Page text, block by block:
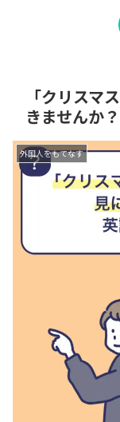
「クリスマ
きませんか
外国人をもてなす